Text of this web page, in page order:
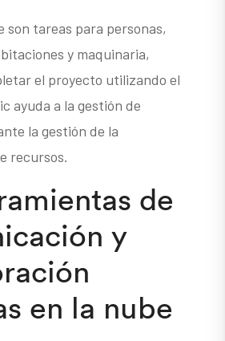
son tareas para personas,
y maquinaria,
el proyecto utilizando el
ayuda a la gestión de
la gestión de la
recursos.
de
y
en la nube